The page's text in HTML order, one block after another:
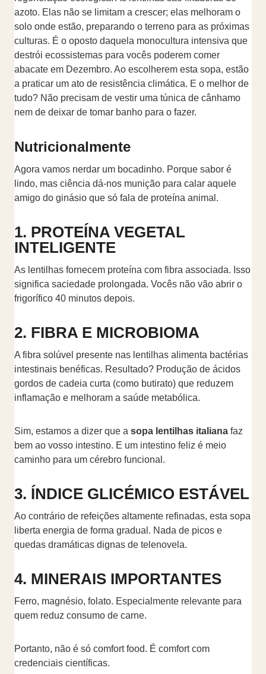
azoto. Elas não se limitam a crescer; elas melhoram o
solo onde estão, preparando o terreno para as próximas
culturas. É o oposto daquela monocultura intensiva que
destrói ecossistemas para vocês poderem comer
abacate em Dezembro. Ao escolherem esta sopa, estão
a praticar um ato de resistência climática. E o melhor de
tudo? Não precisam de vestir uma túnica de cânhamo
nem de deixar de tomar banho para o fazer.
Nutricionalmente
Agora vamos nerdar um bocadinho. Porque sabor é
lindo, mas ciência dá-nos munição para calar aquele
amigo do ginásio que só fala de proteína animal.
1. PROTEÍNA VEGETAL
INTELIGENTE
As lentilhas fornecem proteína com fibra associada. Isso
significa saciedade prolongada. Vocês não vão abrir o
frigorífico 40 minutos depois.
2. FIBRA E MICROBIOMA
A fibra solúvel presente nas lentilhas alimenta bactérias
intestinais benéficas. Resultado? Produção de ácidos
gordos de cadeia curta (como butirato) que reduzem
inflamação e melhoram a saúde metabólica.
Sim, estamos a dizer que a sopa lentilhas italiana faz
bem ao vosso intestino. E um intestino feliz é meio
caminho para um cérebro funcional.
3. ÍNDICE GLICÉMICO ESTÁVEL
Ao contrário de refeições altamente refinadas, esta sopa
liberta energia de forma gradual. Nada de picos e
quedas dramáticas dignas de telenovela.
4. MINERAIS IMPORTANTES
Ferro, magnésio, folato. Especialmente relevante para
quem reduz consumo de carne.
Portanto, não é só comfort food. É comfort com
credenciais científicas.